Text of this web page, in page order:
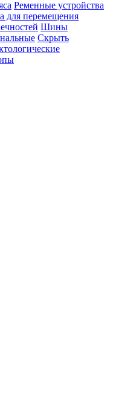
Ременные устройства
для перемещения
Шины
Скрыть